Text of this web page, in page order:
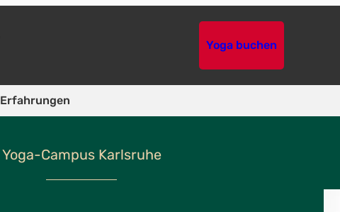
Yoga buchen
Erfahrungen
Yoga-Campus Karlsruhe